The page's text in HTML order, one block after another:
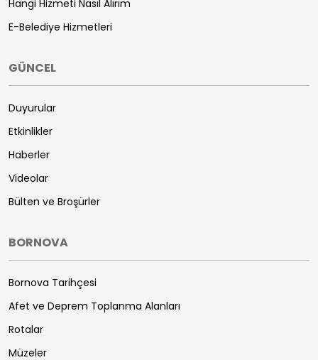
Hangi Hizmeti Nasıl Alırım
E-Belediye Hizmetleri
GÜNCEL
Duyurular
Etkinlikler
Haberler
Videolar
Bülten ve Broşürler
BORNOVA
Bornova Tarihçesi
Afet ve Deprem Toplanma Alanları
Rotalar
Müzeler